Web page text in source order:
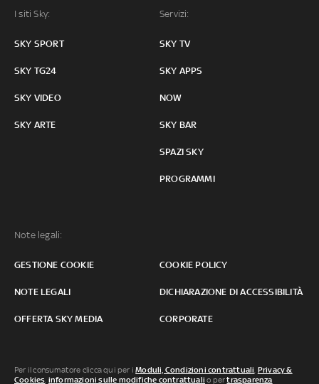
I siti Sky:
SKY SPORT
SKY TG24
SKY VIDEO
SKY ARTE
Servizi:
SKY TV
SKY APPS
NOW
SKY BAR
SPAZI SKY
PROGRAMMI
Note legali:
GESTIONE COOKIE COOKIE POLICY
NOTE LEGALI DICHIARAZIONE DI ACCESSIBILITÀ
OFFERTA SKY MEDIA CORPORATE
Per il consumatore clicca qui per iModuli, Condizioni contrattuali, Privacy &
Cookies, informazioni sulle modifiche contrattuali o pertrasparenza